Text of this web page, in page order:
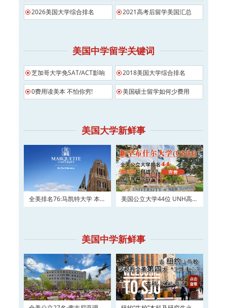
2026美国大学综合排名 2021高考后留学美国汇总
美国中学留学关键词
芝加哥大学免SAT/ACT影响 2018美国大学综合排名
0费用读美本 不怕你穷! 美国硕士留学如何少费用
美国大学新鲜事
全美排名76:马凯特大学 本科
美国公立大学44位 UNH高三
美国中学新鲜事